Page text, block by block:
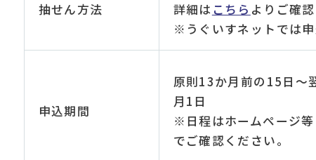
抽せん方法
詳細は こちら よりご確認
※うぐいすネットでは
申込期間
原則13か月前の15日～
月1日
※日程はホームページ等
でご確認ください。